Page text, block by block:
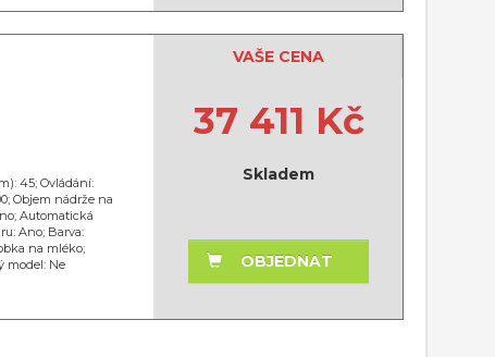
45; Ovládání:
Objem nádrže na
Automatická
Ano; Barva:
na mléko;
model: Ne
VAŠE CENA
37 411 Kč
Skladem
OBJEDNAT